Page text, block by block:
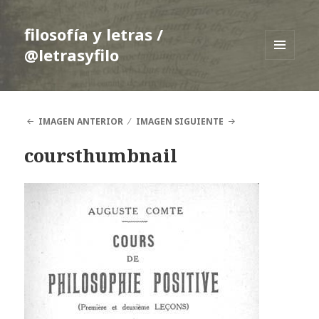
filosofía y letras /
@letrasyfilo
WIDGETS
IMAGEN ANTERIOR IMAGEN SIGUIENTE
coursthumbnail